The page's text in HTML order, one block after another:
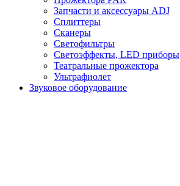
Запчасти и аксессуары ADJ
Сплиттеры
Сканеры
Светофильтры
Светоэффекты, LED приборы
Театральные прожектора
Ультрафиолет
Звуковое оборудование